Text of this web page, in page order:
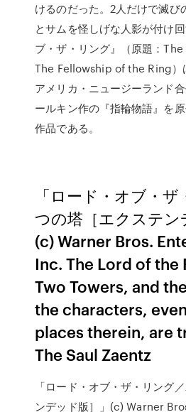
けるのだった。2人だけで滅び
とサムを怪しげな人影が付け
ブ・ザ・リング』（原題：
The Fellowship of the Ring）
アメリカ・ニュージーランド
ールキン作の『指輪物語』を
作品である。
「ロード・オブ・
つの塔［エクステン
(c) Warner Bros.
Inc. The Lord of the
Two Towers, and
the characters,
places therein, are
The Saul Zaentz
「ロード・オブ・ザ・リング
ンデッド版］」(c) Warner